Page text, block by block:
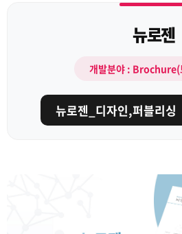
뉴로젠
개발분야 : Brochure(
뉴로젠_디자인,퍼블리싱